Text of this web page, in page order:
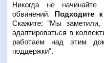
Никогда не начинайте
обвинений. Подходите
Скажите: "Мы заметили,
адаптироваться в
работаем над этим
поддержки".